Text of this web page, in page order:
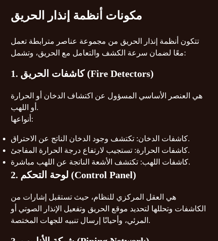
مكونات أنظمة إنذار الحريق
تتكون أنظمة إنذار الحريق من مجموعة عناصر مترابطة تعمل
معًا لضمان سرعة الكشف والتعامل مع الحريق، وتشمل:
1. كاشفات الحريق (Fire Detectors)
هي العنصر الأساسي المسؤول عن اكتشاف الدخان أو الحرارة
أو اللهب.
أنواعها:
كاشفات الدخان: تكتشف وجود الدخان الناتج عن الاحتراق.
كاشفات الحرارة: تستجيب لارتفاع درجة الحرارة المفاجئ.
كاشفات اللهب: تكتشف الأشعة الناتجة عن اللهب مباشرة.
2. لوحة التحكم (Control Panel)
هي العقل المركزي للنظام، حيث تستقبل إشارات من
الكاشفات وتحللها لتحديد موقع الحريق وتفعيل الإنذار الصوتي أو
المرئي، وأحيانًا إرسال تنبيه للجهات المختصة.